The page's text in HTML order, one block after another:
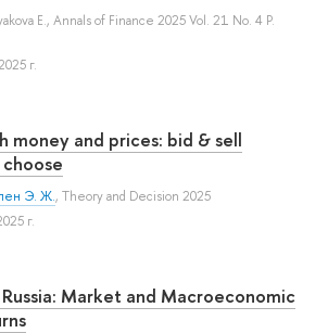
E., Annals of Finance 2025 Vol. 21 No. 4 P.
г.
money and prices: bid & sell
Э. Ж., Theory and Decision 2025
г.
Market and Macroeconomic